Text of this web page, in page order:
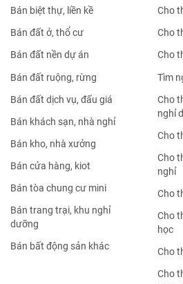
Bán biệt thự, liền kề
Bán đất ở, thổ cư
Bán đất nền dự án
Bán đất ruộng, rừng
Bán đất dịch vụ, đấu giá
Bán khách sạn, nhà nghỉ
Bán kho, nhà xưởng
Bán cửa hàng, kiot
Bán tòa chung cư mini
Bán trang trại, khu nghỉ
dưỡng
Bán bất động sản khác
Cho
Cho
Cho
Tìm
Cho
nghỉ
Cho
Cho
nghỉ
Cho
Cho
học
Cho
Cho